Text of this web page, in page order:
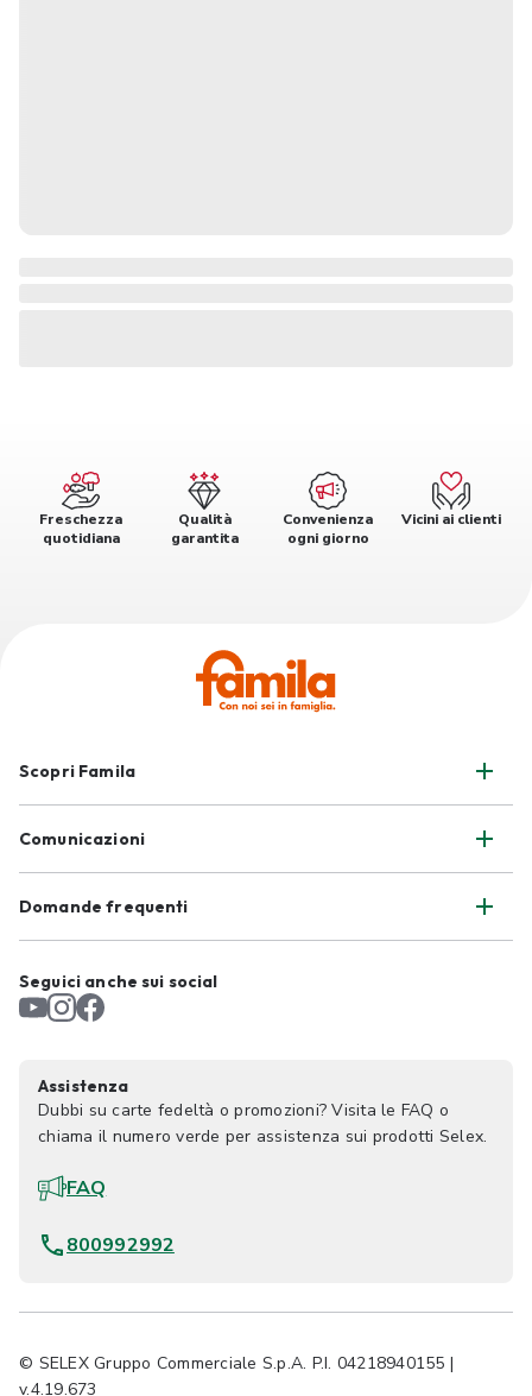
Freschezza
quotidiana
Qualità
garantita
Convenienza
ogni giorno
Vicini ai clienti
Scopri Famila
Comunicazioni
Domande frequenti
Seguici anche sui social
Assistenza
Dubbi su carte fedeltà o promozioni? Visita le FAQ o
chiama il numero verde per assistenza sui prodotti Selex.
FAQ
800992992
© SELEX Gruppo Commerciale S.p.A. P.I. 04218940155 |
v.4.19.673